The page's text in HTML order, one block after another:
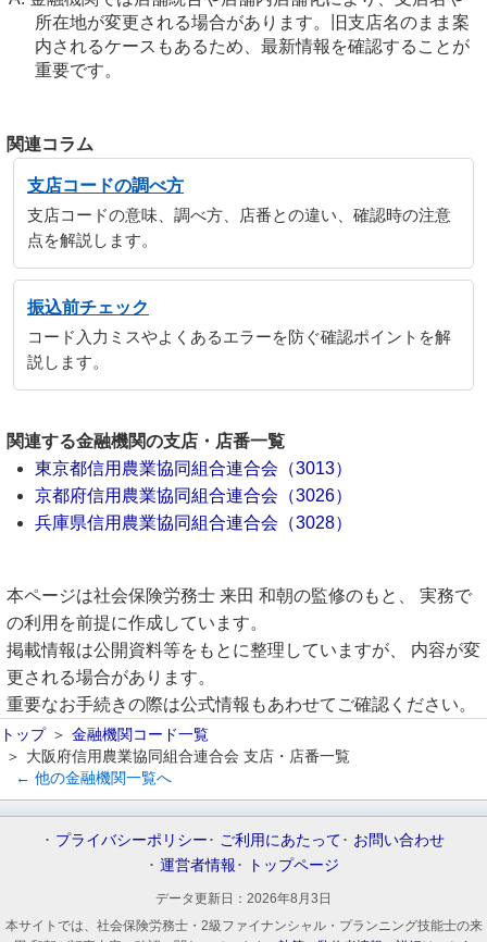
所在地が変更される場合があります。旧支店名のまま案
内されるケースもあるため、最新情報を確認することが
重要です。
関連コラム
支店コードの調べ方
支店コードの意味、調べ方、店番との違い、確認時の注意
点を解説します。
振込前チェック
コード入力ミスやよくあるエラーを防ぐ確認ポイントを解
説します。
関連する金融機関の支店・店番一覧
東京都信用農業協同組合連合会（3013）
京都府信用農業協同組合連合会（3026）
兵庫県信用農業協同組合連合会（3028）
本ページは社会保険労務士 来田 和朝の監修のもと、 実務で
の利用を前提に作成しています。
掲載情報は公開資料等をもとに整理していますが、 内容が変
更される場合があります。
重要なお手続きの際は公式情報もあわせてご確認ください。
トップ
金融機関コード一覧
大阪府信用農業協同組合連合会 支店・店番一覧
← 他の金融機関一覧へ
プライバシーポリシー ご利用にあたって
お問い合わせ
運営者情報
トップページ
データ更新日： 2026年8月3日
本サイトでは、社会保険労務士・2級ファイナンシャル・プランニング技能士の来